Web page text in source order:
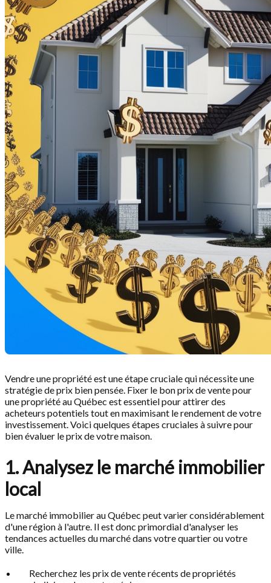
Vendre une propriété est une étape cruciale qui nécessite une
stratégie de prix bien pensée. Fixer le bon prix de vente pour
une propriété au Québec est essentiel pour attirer des
acheteurs potentiels tout en maximisant le rendement de votre
investissement. Voici quelques étapes cruciales à suivre pour
bien évaluer le prix de votre maison.
1. Analysez le marché immobilier
local
Le marché immobilier au Québec peut varier considérablement
d'une région à l'autre. Il est donc primordial d'analyser les
tendances actuelles du marché dans votre quartier ou votre
ville.
Recherchez les prix de vente récents de propriétés